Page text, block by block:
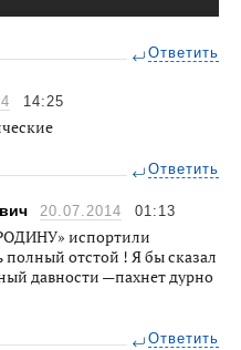
Ответить
14:25
Ответить
20.07.2014 01:13
испортили
отстой ! Я бы сказал
давности —пахнет дурно
Ответить